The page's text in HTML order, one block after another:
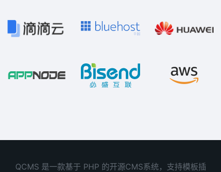
QCMS 是一款基于 PHP 的开源CMS系统，支持模板插